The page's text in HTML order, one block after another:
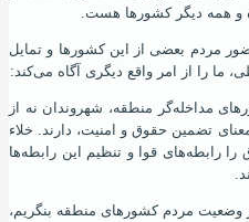
و همه دیگر کشورها هست.
مردم بعضی از این کشورها و تمایل
ما را از امر واقع دیگری آگاه می‌کند:
مداخله‌گر منطقه، شهروندان نه از
تضمین حقوق و امنیت، دارند. خلاء
رابطه‌های قوا و تنظیم این رابطه‌ها
وضعیت مردم کشورهای منطقه بنگریم،